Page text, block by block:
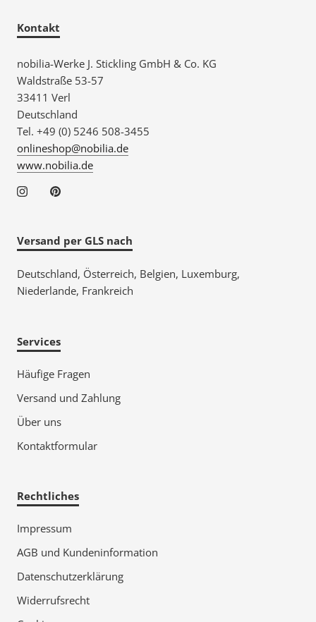
Kontakt
nobilia-Werke J. Stickling GmbH & Co. KG
Waldstraße 53-57
33411 Verl
Deutschland
Tel. +49 (0) 5246 508-3455
onlineshop@nobilia.de
www.nobilia.de
Versand per GLS nach
Deutschland, Österreich, Belgien, Luxemburg,
Niederlande, Frankreich
Services
Häufige Fragen
Versand und Zahlung
Über uns
Kontaktformular
Rechtliches
Impressum
AGB und Kundeninformation
Datenschutzerklärung
Widerrufsrecht